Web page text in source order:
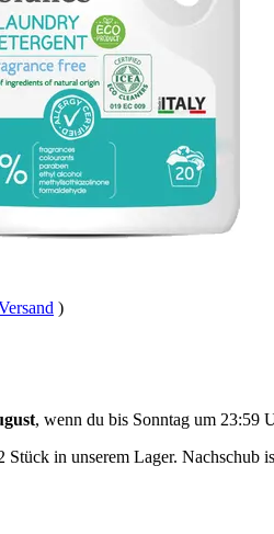
)
, wenn du bis Sonntag um 23:59
in unserem Lager. Nachschub